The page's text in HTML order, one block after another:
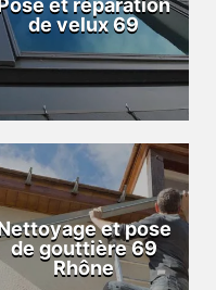
Pose et réparation
de velux 69
et pose
de gouttière 69
Rhône